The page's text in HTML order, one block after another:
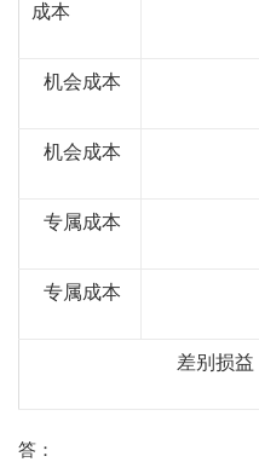
成本
机会成本
机会成本
专属成本
专属成本
差别损益
答：